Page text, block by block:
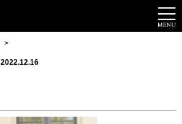
2022.12.16